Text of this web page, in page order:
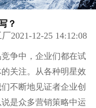
？
2021-12-25 14:12:08
争中，企业们都在试
关注。从各种明星效
不断地见证者企业创
是众多营销策略中运